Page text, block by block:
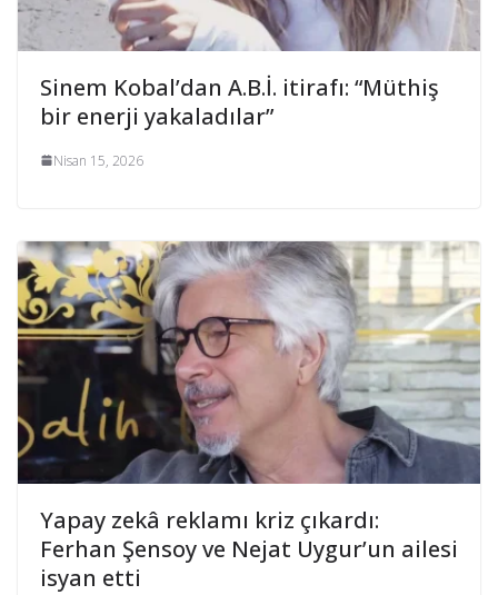
Sinem Kobal’dan A.B.İ. itirafı: “Müthiş
bir enerji yakaladılar”
Nisan 15, 2026
Yapay zekâ reklamı kriz çıkardı:
Ferhan Şensoy ve Nejat Uygur’un ailesi
isyan etti